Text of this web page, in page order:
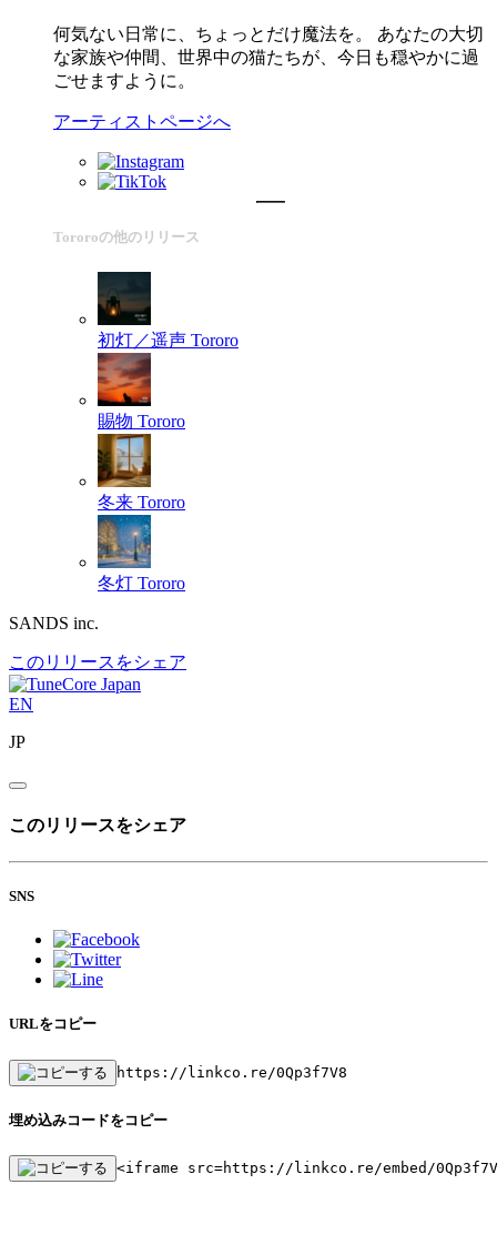
何気ない日常に、ちょっとだけ魔法を。 あなたの大切
な家族や仲間、世界中の猫たちが、今日も穏やかに過
ごせますように。
アーティストページへ
Tororoの他のリリース
初灯／遥声 Tororo
賜物 Tororo
冬来 Tororo
冬灯 Tororo
SANDS inc.
このリリースをシェア
EN
JP
このリリースをシェア
SNS
URLをコピー
https://linkco.re/0Qp3f7V8
埋め込みコードをコピー
<iframe src=https://linkco.re/embed/